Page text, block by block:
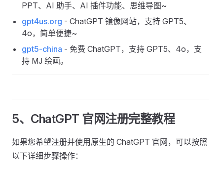
PPT、AI 助手、AI 插件功能、思维导图~
gpt4us.org - ChatGPT 镜像网站，支持 GPT5、
4o，简单便捷~
gpt5-china - 免费 ChatGPT，支持 GPT5、4o，支
持 MJ 绘画。
5、ChatGPT 官网注册完整教程
如果您希望注册并使用原生的 ChatGPT 官网，可以按照
以下详细步骤操作：